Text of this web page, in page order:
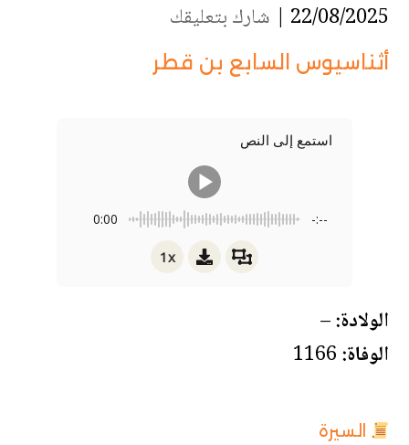
22/08/2025 | شارك بتعليقك
أثناسيوس السابع بن قطر
استمع إلى النص
0:00 -:--
1x
الولادة:–
الوفاة:
السيرة